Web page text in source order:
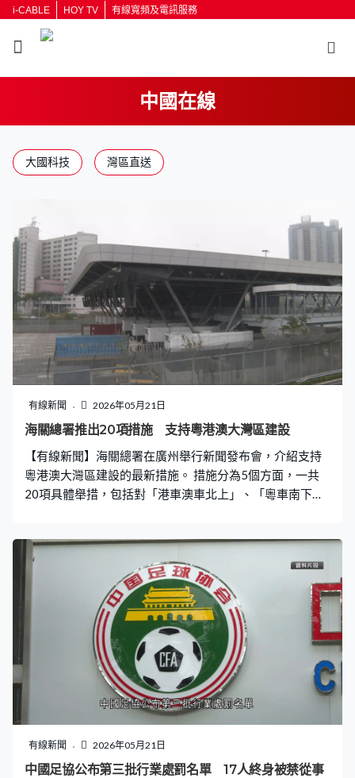
i-CABLE HOY TV 有線寬頻及電訊服務
中國在線
大國科技 灣區直送
有線新聞 2026年05月21日
海關總署推出20項措施 支持粵港澳大灣區建設
【有線新聞】海關總署在廣州舉行新聞發布會，介紹支持
粵港澳大灣區建設的最新措施。 措施分為5個方面，一共
20項具體舉措，包括對「港車澳車北上」、「粵車南下」
外措施亦聚焦科創高地，包括擴大正面清單實施範圍，便
利科研用物資跨境流動，探索對用於生物醫藥研發的進口
料件實施保稅監管、簡化提交單證等，服務大灣區發展新
有線新聞 2026年05月21日
中國足協公布第三批行業處罰名單 17人終身被禁從事